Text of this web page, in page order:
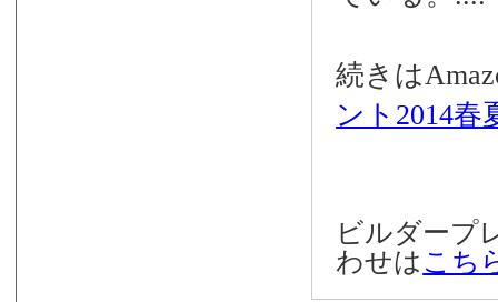
続きは
ント2014春
ビルダープ
わせは こち